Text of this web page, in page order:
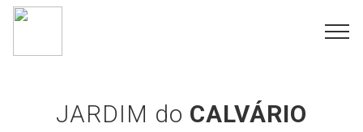
JARDIM do CALVÁRIO